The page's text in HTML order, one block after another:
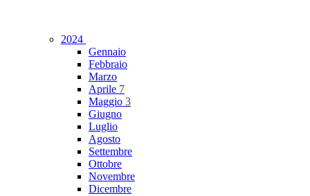
2024
Gennaio
Febbraio
Marzo
Aprile 7
Maggio 3
Giugno
Luglio
Agosto
Settembre
Ottobre
Novembre
Dicembre